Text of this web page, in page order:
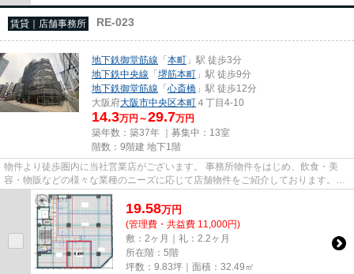
賃貸｜店舗事務所 RE-023
地下鉄御堂筋線 「本町 」駅 徒歩3分
地下鉄中央線 「堺筋本町 」駅 徒歩9分
地下鉄御堂筋線 「心斎橋 」駅 徒歩12分
大阪府大阪市中央区本町 ４丁目4-10
14.3万円～29.7万円
築年数：築37年 ｜募集中： 13室
階数：9階建 地下1階
物件より徒歩圏内に当社営業店がございます。 事務所物件をはじめ、飲食・美
容・物販などの様々な業種のニーズに応じて店舗物件をご紹介しております。
尚、弊社ではおとり広告は一切...
19.58万円
(管理費・共益費 11,000円)
敷：2ヶ月｜礼：2.2ヶ月
所在階：5階
坪数：9.83坪｜面積：32.49㎡